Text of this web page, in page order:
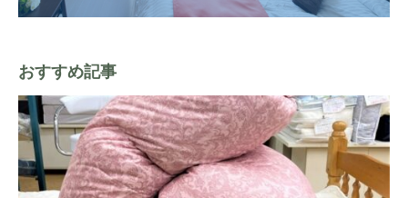
おすすめ記事